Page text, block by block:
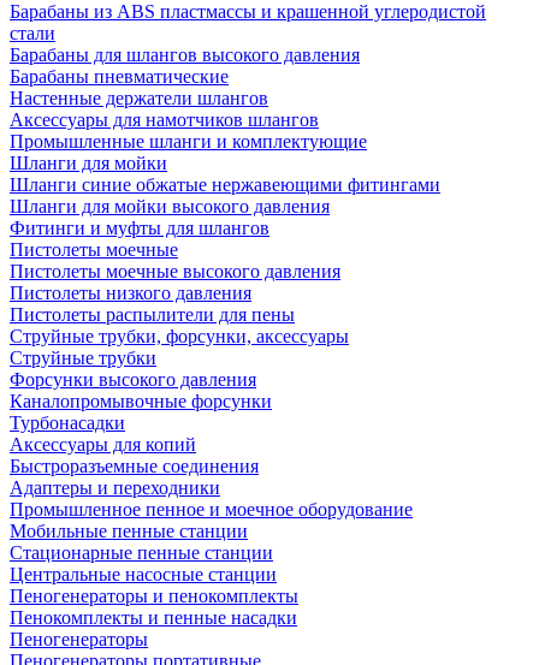
Барабаны из ABS пластмассы и крашенной углеродистой
стали
Барабаны для шлангов высокого давления
Барабаны пневматические
Настенные держатели шлангов
Аксессуары для намотчиков шлангов
Промышленные шланги и комплектующие
Шланги для мойки
Шланги синие обжатые нержавеющими фитингами
Шланги для мойки высокого давления
Фитинги и муфты для шлангов
Пистолеты моечные
Пистолеты моечные высокого давления
Пистолеты низкого давления
Пистолеты распылители для пены
Струйные трубки, форсунки, аксессуары
Струйные трубки
Форсунки высокого давления
Каналопромывочные форсунки
Турбонасадки
Аксессуары для копий
Быстроразъемные соединения
Адаптеры и переходники
Промышленное пенное и моечное оборудование
Мобильные пенные станции
Стационарные пенные станции
Центральные насосные станции
Пеногенераторы и пенокомплекты
Пенокомплекты и пенные насадки
Пеногенераторы